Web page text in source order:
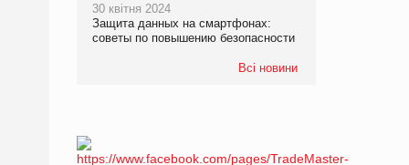
30 квітня 2024
Защита данных на смартфонах:
советы по повышению безопасности
Всі новини